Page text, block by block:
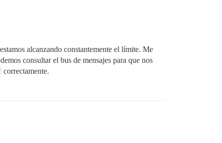
alcanzando constantemente el límite. Me
consultar el bus de mensajes para que nos
correctamente.